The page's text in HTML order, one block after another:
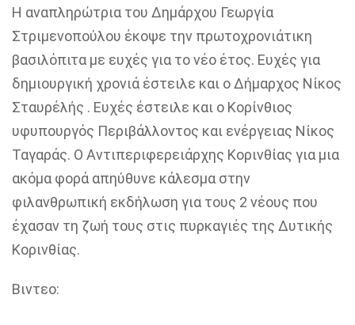
Η αναπληρώτρια του Δημάρχου Γεωργία
Στριμενοπούλου έκοψε την πρωτοχρονιάτικη
βασιλόπιτα με ευχές για το νέο έτος. Ευχές για
δημιουργική χρονιά έστειλε και ο Δήμαρχος Νίκος
Σταυρέλής . Ευχές έστειλε και ο Κορίνθιος
υφυπουργός Περιβάλλοντος και ενέργειας Νίκος
Ταγαράς. Ο Αντιπεριφερειάρχης Κορινθίας για μια
ακόμα φορά απηύθυνε κάλεσμα στην
φιλανθρωπική εκδήλωση για τους 2 νέους που
έχασαν τη ζωή τους στις πυρκαγιές της Δυτικής
Κορινθίας.
Βιντεο: